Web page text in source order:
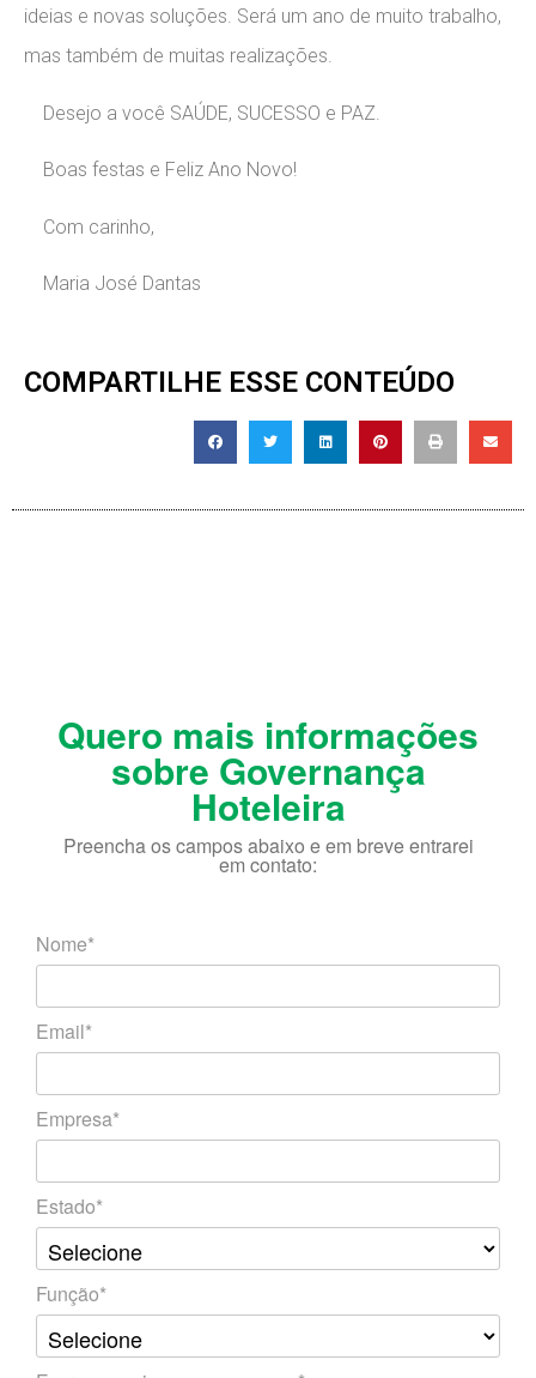
ideias e novas soluções. Será um ano de muito trabalho,
mas também de muitas realizações.
Desejo a você SAÚDE, SUCESSO e PAZ.
Boas festas e Feliz Ano Novo!
Com carinho,
Maria José Dantas
COMPARTILHE ESSE CONTEÚDO
Quero mais informações
sobre Governança
Hoteleira
Preencha os campos abaixo e em breve entrarei
em contato:
Nome*
Email*
Empresa*
Estado*
Função*